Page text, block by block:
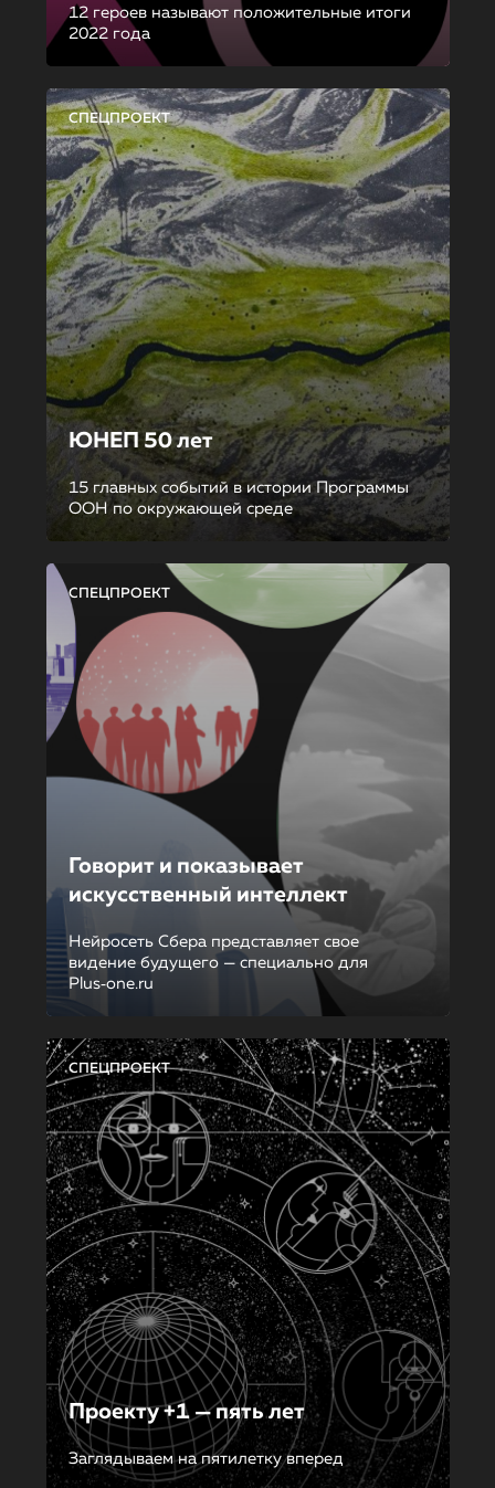
12 героев называют положительные итоги
2022 года
СПЕЦПРОЕКТ
ЮНЕП 50 лет
15 главных событий в истории Программы
ООН по окружающей среде
СПЕЦПРОЕКТ
Говорит и показывает
искусственный интеллект
Нейросеть Сбера представляет свое
видение будущего — специально для
Plus‑one.ru
СПЕЦПРОЕКТ
Проекту +1 — пять лет
Заглядываем на пятилетку вперед